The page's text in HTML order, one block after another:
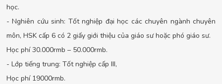
học.
- Nghiên cứu sinh: Tốt nghiệp đại học các chuyên ngành chuyên
môn, HSK cấp 6 có 2 giấy giới thiệu của giáo sư hoặc phó giáo sư.
Học phí 30.000rmb – 50.000rmb.
- Lớp tiếng trung: Tốt nghiệp cấp III,
Học phí 19000rmb.